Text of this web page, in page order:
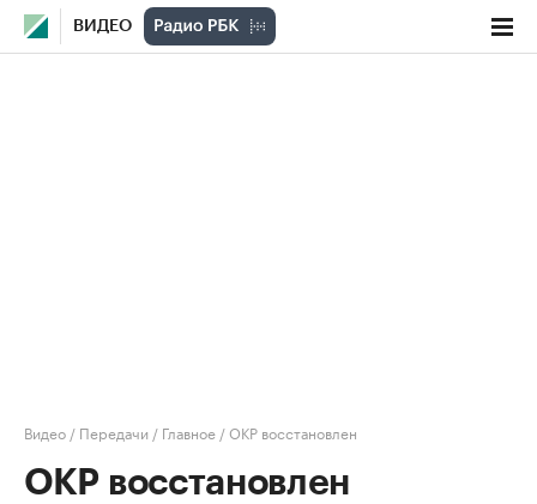
ВИДЕО
Видео / Передачи / Главное /ОКР восстановлен
ОКР восстановлен